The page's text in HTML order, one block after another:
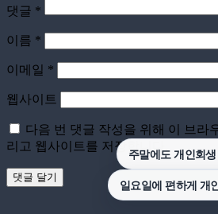
댓글 *
이름 *
이메일 *
웹사이트
다음 번 댓글 작성을 위해 이 브라
리고 웹사이트를 저장합니다.